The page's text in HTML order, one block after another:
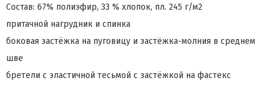
Состав: 67% полиэфир, 33 % хлопок, пл. 245 г/м2
притачной нагрудник и спинка
боковая застёжка на пуговицу и застёжка-молния в среднем
шве
бретели с эластичной тесьмой с застёжкой на фастекс